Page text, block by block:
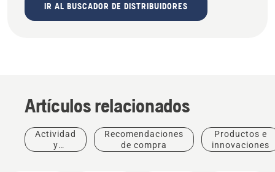
IR AL BUSCADOR DE DISTRIBUIDORES
Artículos relacionados
Actividad
y
Recomendaciones
de compra
Productos e
innovaciones